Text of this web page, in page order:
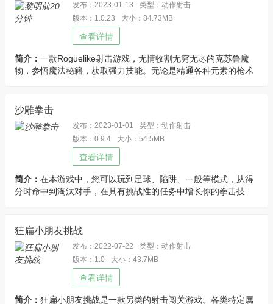
发布：2023-01-13
类型：动作射击
版本：1.0.23
大小：84.73MB
查看详情
简介： 一款Roguelike射击游戏，无情收割无穷无尽的克苏鲁魔
物，参悟魔法秘籍，获取强力技能。无论是精通各种元素的枪术
沙雕拳击
发布：2023-01-01
类型：动作射击
版本：0.9.4
大小：54.5MB
查看详情
简介： 在本游戏中，您可以玩到足球、陷阱、一般等模式，从得
分时命中到淘汰对手，在具有挑战性的任务中增长你的拳击技
狂扁小朋友挑战
发布：2022-07-22
类型：动作射击
版本：1.0
大小：43.7MB
查看详情
简介： 狂扁小朋友挑战是一款另类的射击闯关游戏。各类特定属